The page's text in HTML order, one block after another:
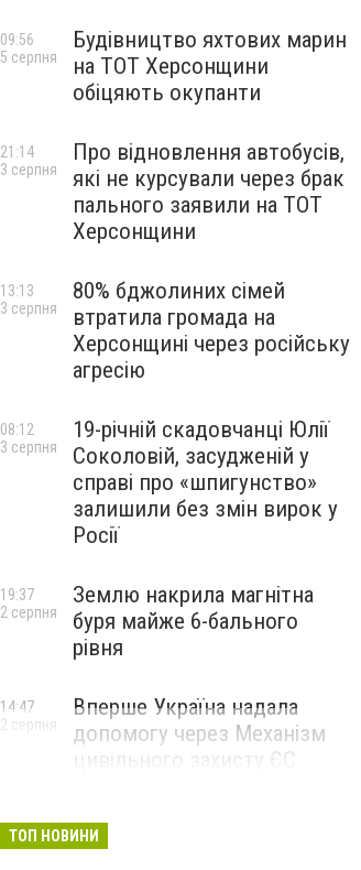
Будівництво яхтових марин
на ТОТ Херсонщини
обіцяють окупанти
09:56
5 серпня
Про відновлення автобусів,
які не курсували через брак
пального заявили на ТОТ
Херсонщини
21:14
3 серпня
80% бджолиних сімей
втратила громада на
Херсонщині через російську
агресію
13:13
3 серпня
19-річній скадовчанці Юлії
Соколовій, засудженій у
справі про «шпигунство»
залишили без змін вирок у
Росії
08:12
3 серпня
Землю накрила магнітна
буря майже 6-бального
рівня
19:37
2 серпня
Вперше Україна надала
допомогу через Механізм
цивільного захисту ЄС
14:47
2 серпня
ТОП НОВИНИ